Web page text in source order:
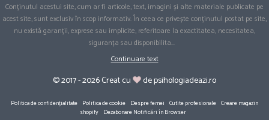
Conținutul acestui site, cum ar fi articole, text, imagini și alte materiale publicate pe
acest site, sunt exclusiv în scop informativ. În ceea ce privește conținutul postat pe site,
nu există garanții, exprese sau implicite, referitoare la exactitatea, necesitatea,
siguranța sau disponibilita...
Continuare text
© 2017 - 2026 Creat cu de psihologiadeazi.ro
Politica de confidențialitate Politica de cookie Despre femei Cutite profesionale Creare magazin
shopify Dezabonare Notificări în Browser